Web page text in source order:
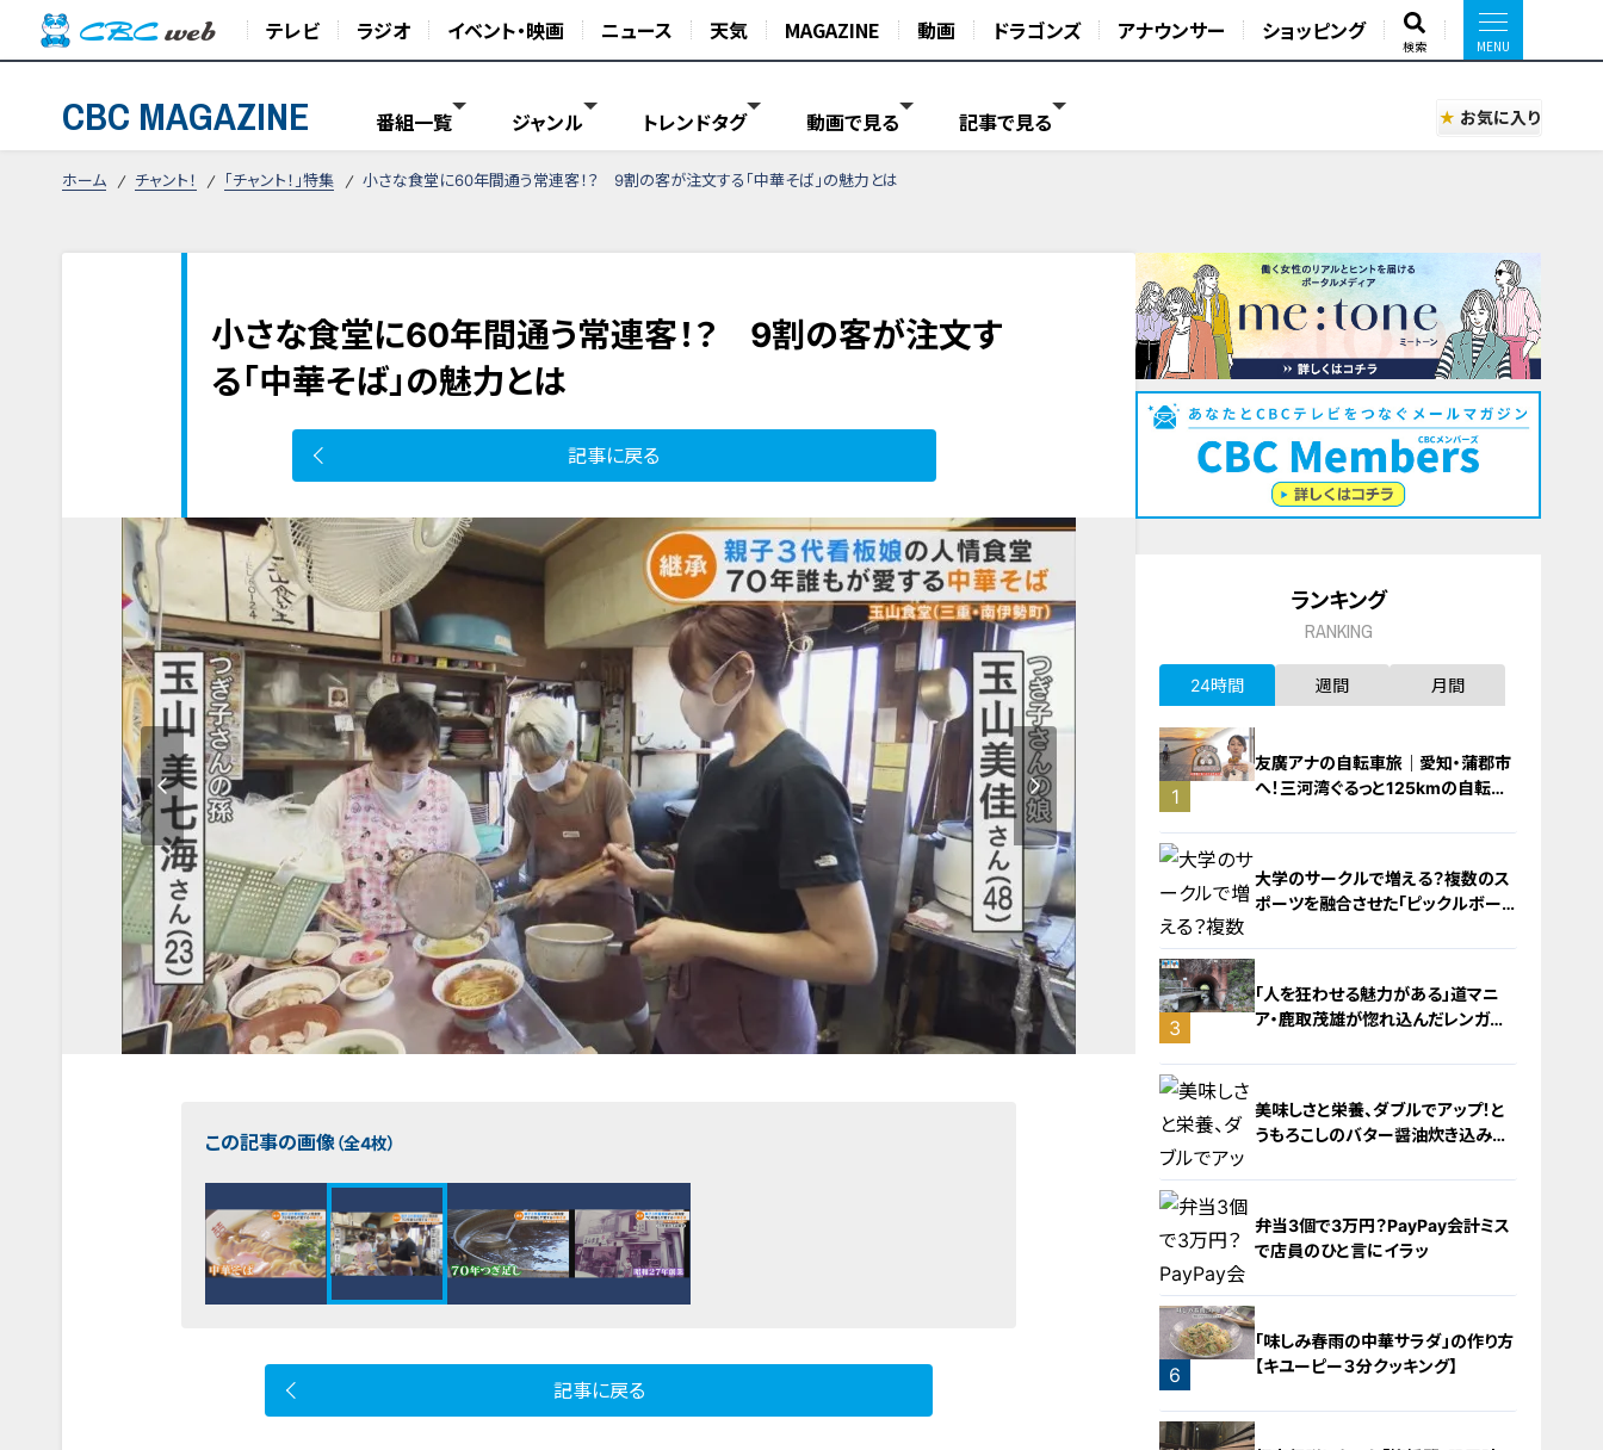
テレビ ラジオ イベント・映画 ニュース 天気 MAGAZINE 動画 ドラゴンズ アナウンサー ショッピング
検索
CBC MAGAZINE 番組一覧 ジャンル トレンドタグ 動画で見る 記事で見る お気に入り
ホーム チャント！ 「チャント！」特集 小さな食堂に60年間通う常連客！？ 9割の客が注文する「中華そば」の魅力とは
小さな食堂に60年間通う常連客！？ 9割の客が注文す
る「中華そば」の魅力とは
記事に戻る
この記事の画像（全4枚）
記事に戻る
ランキング
RANKING
24時間 週間 月間
1
友廣アナの自転車旅｜愛知・蒲郡市
へ！三河湾ぐるっと125kmの自転車
2
大学のサークルで増える？複数のス
ポーツを融合させた「ピックルボー
3
「人を狂わせる魅力がある」道マニ
ア・鹿取茂雄が惚れ込んだレンガの
4
美味しさと栄養、ダブルでアップ！と
うもろこしのバター醤油炊き込みご
5
弁当3個で3万円？PayPay会計ミス
で店員のひと言にイラッ
6
「味しみ春雨の中華サラダ」の作り方
【キユーピー３分クッキング】